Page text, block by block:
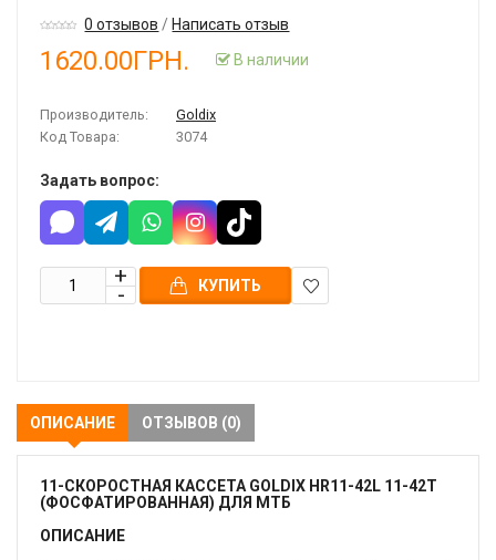
0 отзывов /Написать отзыв
1620.00ГРН. В наличии
Производитель:
Goldix
Код Товара:
3074
Задать вопрос:
КУПИТЬ
ОПИСАНИЕ ОТЗЫВОВ (0)
11-СКОРОСТНАЯ КАССЕТА GOLDIX HR11-42L 11-42T
(ФОСФАТИРОВАННАЯ) ДЛЯ МТБ
ОПИСАНИЕ